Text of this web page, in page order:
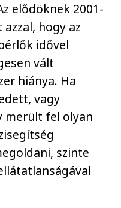
elődöknek 2001-
hogy az
idővel
vált
hiánya. Ha
vagy
merült fel olyan
szinte